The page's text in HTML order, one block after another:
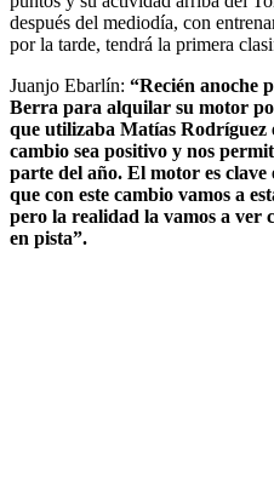
después del mediodía, con
por la tarde, tendrá la primera
Juanjo Ebarlín: “Recién anoche
Berra para alquilar su motor
que utilizaba Matías Rodríguez
cambio sea positivo y nos
parte del año. El motor es
que con este cambio vamos a
pero la realidad la vamos a ver
en pista”.